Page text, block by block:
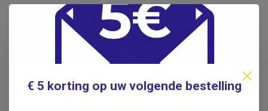
Specificaties
Gerelateerde producten
€ 5 korting op uw volgende bestelling